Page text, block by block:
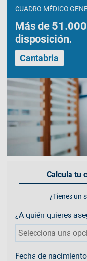
CUADRO MÉDICO
Más de
disposición.
Cantabria
Calcula tu
¿Tienes un
¿A quién quieres
Selecciona una
Fecha de